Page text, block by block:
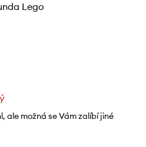
Lego
ale možná se Vám zalíbí jiné